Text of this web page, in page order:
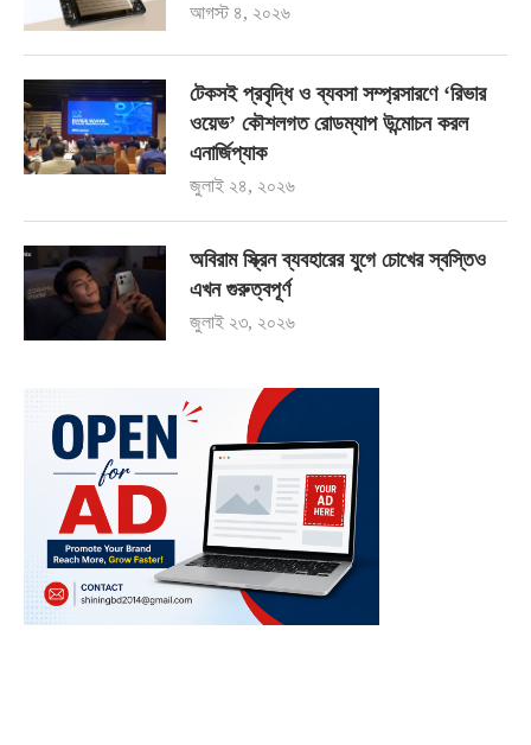
আগস্ট ৪, ২০২৬
টেকসই প্রবৃদ্ধি ও ব্যবসা সম্প্রসারণে ‘রিভার
ওয়েভ’ কৌশলগত রোডম্যাপ উন্মোচন করল
এনার্জিপ্যাক
জুলাই ২৪, ২০২৬
অবিরাম স্ক্রিন ব্যবহারের যুগে চোখের স্বস্তিও
এখন গুরুত্বপূর্ণ
জুলাই ২৩, ২০২৬